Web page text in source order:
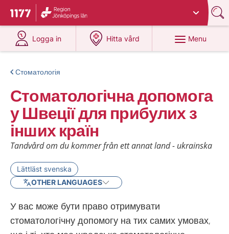
To start page for 1177
Du har valt region
Logga in
at 1177.se
Hitta vård
at 1177.se
Menu
Стоматологія
Стоматологічна допомога
у Швеції для прибулих з
інших країн
Tandvård om du kommer från ett annat land - ukrainska
Lättläst svenska
OTHER LANGUAGES
У вас може бути право отримувати
стоматологічну допомогу на тих самих умовах,